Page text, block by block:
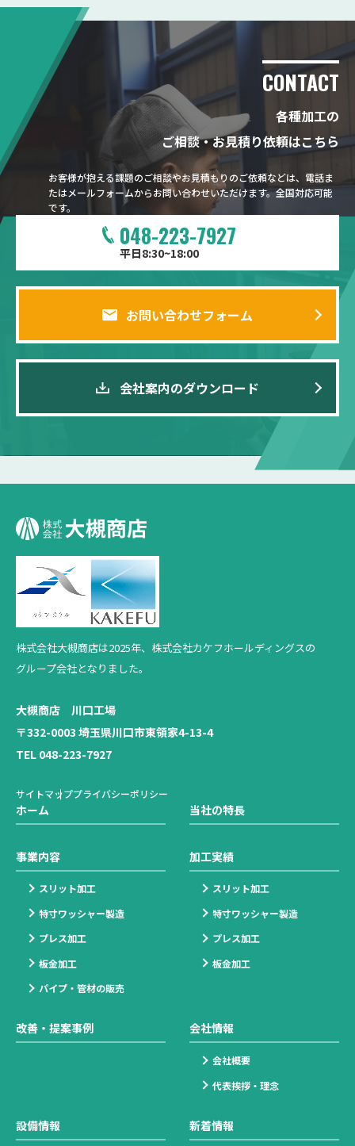
CONTACT
各種加工の
ご相談・お見積り依頼はこちら
お客様が抱える課題のご相談やお見積もりのご依頼などは、電話ま
たはメールフォームからお問い合わせいただけます。全国対応可能
です。
048-223-7927
平日8:30~18:00
お問い合わせフォーム
会社案内のダウンロード
株式会社大槻商店は2025年、 株式会社カケフホールディングスの
グループ会社となりました。
大槻商店 川口工場
〒332-0003 埼玉県川口市東領家4-13-4
TEL 048-223-7927
サイトマッププライバシーポリシー
ホーム 当社の特長
事業内容
スリット加工
特寸ワッシャー製造
プレス加工
板金加工
パイプ・管材の販売
加工実績
スリット加工
特寸ワッシャー製造
プレス加工
板金加工
改善・提案事例 会社情報
会社概要
代表挨拶・理念
設備情報 新着情報